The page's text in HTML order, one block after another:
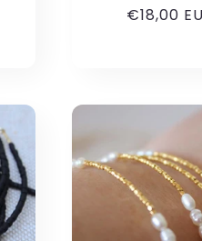
Κανονική
€18,00